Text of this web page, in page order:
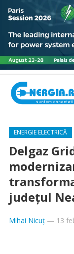
ENERGIE ELECTRICĂ
Delgaz
judeţul
Mihai Nicuț— 13